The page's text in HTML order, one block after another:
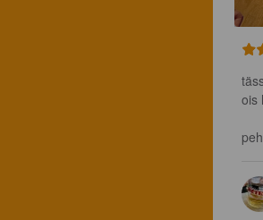
ois